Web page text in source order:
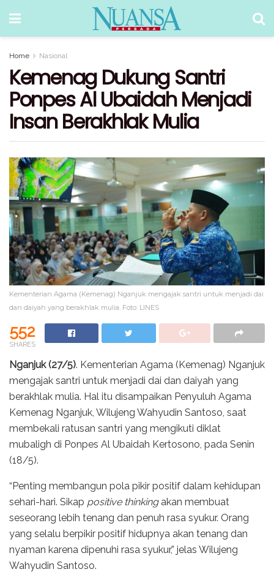
Home Nasional
Kemenag Dukung Santri
Ponpes Al Ubaidah Menjadi
Insan Berakhlak Mulia
Kementerian Agama (Kemenag) Nganjuk mengajak santri untuk menjadi dai
dan daiyah yang berakhlak mulia. Foto: LINES
552
SHARES
Nganjuk (27/5). Kementerian Agama (Kemenag) Nganjuk
mengajak santri untuk menjadi dai dan daiyah yang
berakhlak mulia. Hal itu disampaikan Penyuluh Agama
Kemenag Nganjuk, Wilujeng Wahyudin Santoso, saat
membekali ratusan santri yang mengikuti diklat
mubaligh di Ponpes Al Ubaidah Kertosono, pada Senin
(18/5).
“Penting membangun pola pikir positif dalam kehidupan
sehari-hari. Sikap positive thinkingakan membuat
seseorang lebih tenang dan penuh rasa syukur. Orang
yang selalu berpikir positif hidupnya akan tenang dan
nyaman karena dipenuhi rasa syukur,” jelas Wilujeng
Wahyudin Santoso.